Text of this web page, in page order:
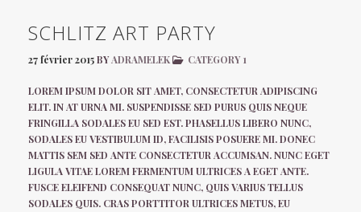
SCHLITZ ART PARTY
27 février 2015BYADRAMELEK CATEGORY 1
LOREM IPSUM DOLOR SIT AMET, CONSECTETUR ADIPISCING
ELIT. IN AT URNA MI. SUSPENDISSE SED PURUS QUIS NEQUE
FRINGILLA SODALES EU SED EST. PHASELLUS LIBERO NUNC,
SODALES EU VESTIBULUM ID, FACILISIS POSUERE MI. DONEC
MATTIS SEM SED ANTE CONSECTETUR ACCUMSAN. NUNC EGET
LIGULA VITAE LOREM FERMENTUM ULTRICES A EGET ANTE.
FUSCE ELEIFEND CONSEQUAT NUNC, QUIS VARIUS TELLUS
SODALES QUIS. CRAS PORTTITOR ULTRICES METUS, EU